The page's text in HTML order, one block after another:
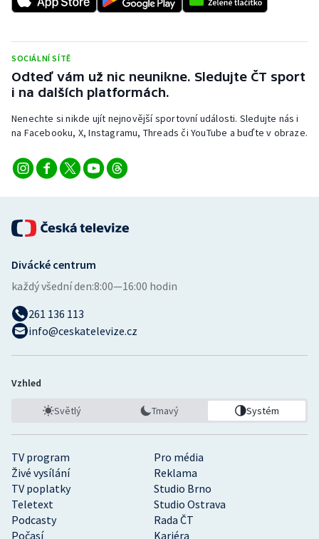
Ragby
Rychlobruslení
Rychlostní kanoistika
Short track
Sportovní střelba
Stolní tenis
Triatlon
Vodní slalom
SOCIÁLNÍ SÍTĚ
Odteď vám už nic neunikne. Sledujte ČT sport
i na dalších platformách.
Nenechte si nikde ujít nejnovější sportovní události. Sledujte nás i
na Facebooku, X, Instagramu, Threads či YouTube a buďte v obraze.
TV program
Pro média
Živé vysílání
Reklama
TV poplatky
Studio Brno
Teletext
Studio Ostrava
Podcasty
Rada ČT
Počasí
Kariéra
Divácké centrum
každý všední den:8:00—16:00 hodin
261 136 113
info@ceskatelevize.cz
Vzhled
Světlý Tmavý Systém